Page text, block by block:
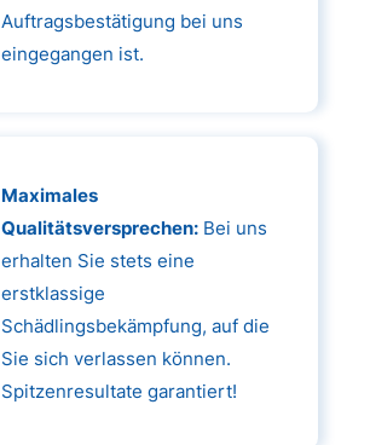
Auftragsbestätigung bei uns
eingegangen ist.
Maximales
Qualitätsversprechen:Bei uns
erhalten Sie stets eine
erstklassige
Schädlingsbekämpfung, auf die
Sie sich verlassen können.
Spitzenresultate garantiert!